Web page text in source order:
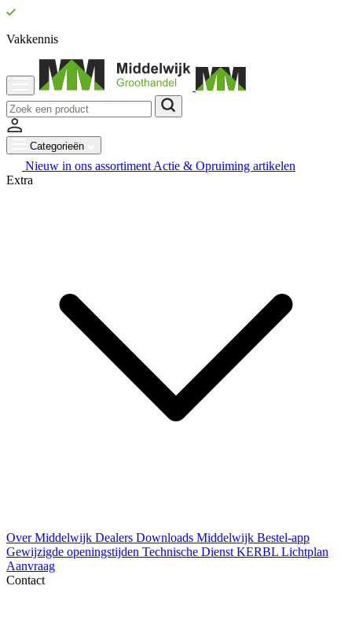
Vakkennis
Categorieën
Nieuw in ons assortiment Actie & Opruiming artikelen
Extra
Over Middelwijk Dealers Downloads Middelwijk Bestel-app
Gewijzigde openingstijden Technische Dienst KERBL Lichtplan
Aanvraag
Contact